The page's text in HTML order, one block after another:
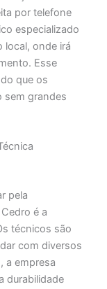
por telefone
especializado
local, onde irá
Esse
que os
sem grandes
pela
é a
técnicos são
com diversos
a empresa
durabilidade